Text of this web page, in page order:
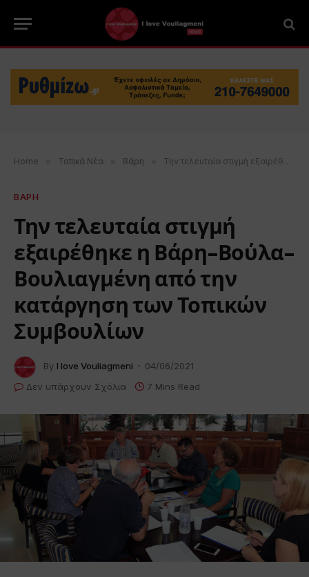
Home » Τοπικά Νέα » Βάρη » Την τελευταία στιγμή εξαιρέθηκε η Βάρη-Βούλα-Βουλιαγμένη από την κατάργηση των Τοπικών Συμβουλίων
ΒΑΡΗ
Την τελευταία στιγμή
εξαιρέθηκε η Βάρη-Βούλα-
Βουλιαγμένη από την
κατάργηση των Τοπικών
Συμβουλίων
By I love Vouliagmeni
04/06/2021
Δεν υπάρχουν Σχόλια
7 Mins Read